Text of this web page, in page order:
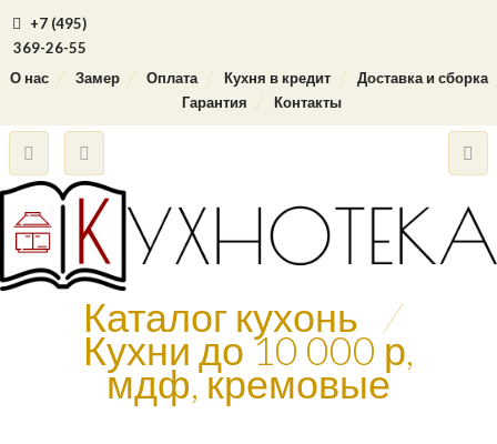
+7 (495)
369-26-55
О нас
Замер Оплата Кухня в кредит
Доставка и сборка
Гарантия
Контакты
Каталог кухонь /
Кухни до 10 000 р,
мдф, кремовые